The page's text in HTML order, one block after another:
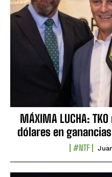
MÁXIMA LUCHA:
dólares en
#NTF